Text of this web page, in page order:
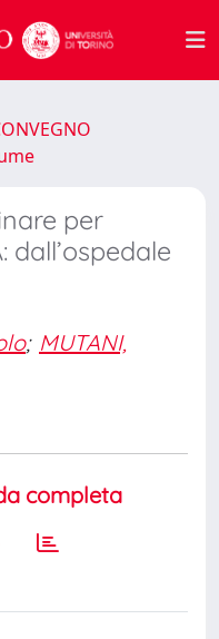
per
dall’ospedale
; MUTANI,
completa